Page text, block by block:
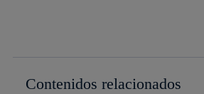
Contenidos relacionados